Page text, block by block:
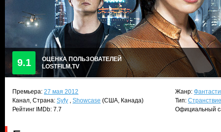
9.1
ОЦЕНКА ПОЛЬЗОВАТЕЛЕЙ
LOSTFILM.TV
Премьера: 27 мая 2012
Канал, Страна: Syfy , Showcase (США, Канада)
Рейтинг IMDb: 7.7
Жанр:
Тип:
Официальный